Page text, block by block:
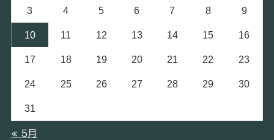
3 4 5 6 7 8 9
10 11 12 13 14 15 16
17 18 19 20 21 22 23
24 25 26 27 28 29 30
31
« 5月